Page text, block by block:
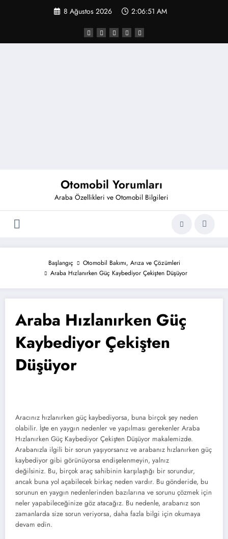
8 Ağustos 2026 2:06:51 AM
Otomobil Yorumları
Araba Özellikleri ve Otomobil Bilgileri
Başlangıç
Otomobil Bakımı, Arıza ve Çözümleri
Araba Hızlanırken Güç Kaybediyor Çekişten Düşüyor
Araba Hızlanırken Güç
Kaybediyor Çekişten
Düşüyor
Aracınız hızlanırken güç kaybediyorsa, buna birçok şey neden
olabilir. İşte en yaygın nedenler ve yapılması gerekenler Araba
Hızlanırken Güç Kaybediyor Çekişten Düşüyor makalemizde.
Arabanızla ilgili bir sorun yaşıyorsanız ve arabanız hızlanırken güç
kaybediyor gibi görünüyorsa endişelenmeyin, yalnız
değilsiniz. Bu, birçok araç sahibinin karşılaştığı bir sorundur,
ancak buna yol açabilecek birkaç neden vardır. Bu gönderide, bu
sorunun en yaygın nedenlerinden bazılarına ve sorunu çözmek için
neler yapabileceğinize göz atacağız. Bu nedenle, arabanız son
zamanlarda size sorun veriyorsa, daha fazla bilgi için okumaya
devam edin.